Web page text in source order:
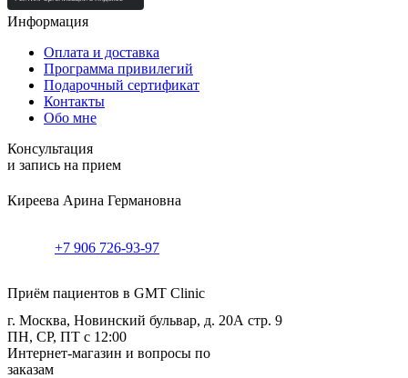
Информация
Оплата и доставка
Программа привилегий
Подарочный сертификат
Контакты
Обо мне
Консультация
и запись на прием
Киреева Арина Германовна
+7 906 726-93-97
Приём пациентов в GMT Clinic
г. Москва, Новинский бульвар, д. 20А стр. 9
ПН, СР, ПТ с 12:00
Интернет-магазин и вопросы по
заказам